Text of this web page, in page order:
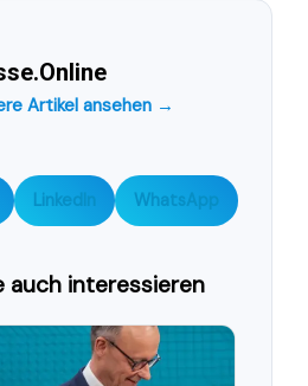
Artikel ansehen →
LinkedIn WhatsApp
auch interessieren